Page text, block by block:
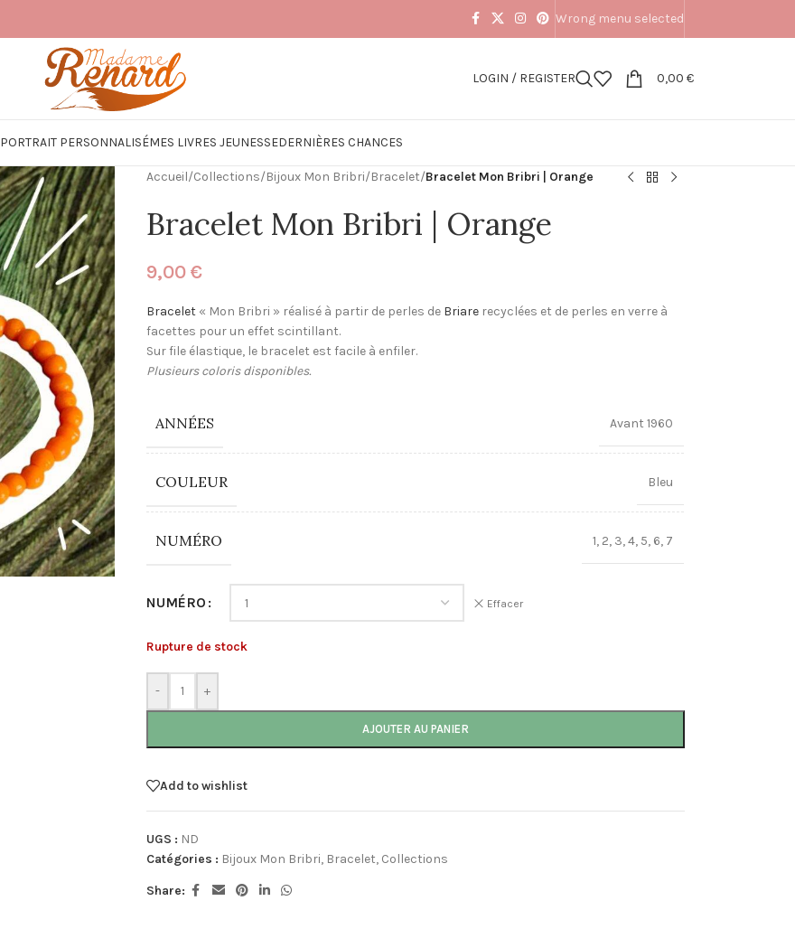
Wrong menu selected
LOGIN / REGISTER 0,00 €
PORTRAIT PERSONNALISÉMES LIVRES JEUNESSEDERNIÈRES CHANCES
Accueil/Collections/Bijoux Mon Bribri/Bracelet/Bracelet Mon Bribri | Orange
Bracelet Mon Bribri | Orange
9,00 €
Bracelet« Mon Bribri » réalisé à partir de perles de Briarerecyclées et de perles en verre à
facettes pour un effet scintillant.
Sur file élastique, le bracelet est facile à enfiler.
Plusieurs coloris disponibles.
ANNÉES Avant 1960
COULEUR Bleu
NUMÉRO 1, 2, 3,4, 5, 6, 7
NUMÉRO Effacer
Rupture de stock
- +
AJOUTER AU PANIER
Add to wishlist
UGS : ND
Catégories : Bijoux Mon Bribri, Bracelet, Collections
Share: